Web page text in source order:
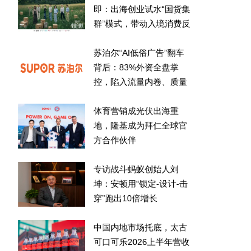
即：出海创业试水“国货集
群”模式，带动入境消费反
苏泊尔“AI低俗广告”翻车
背后：83%外资全盘掌
控，陷入流量内卷、质量
体育营销成光伏出海重
地，隆基成为拜仁全球官
方合作伙伴
专访战斗蚂蚁创始人刘
坤：安顿用“锁定-设计-击
穿”跑出10倍增长
中国内地市场托底，太古
可口可乐2026上半年营收